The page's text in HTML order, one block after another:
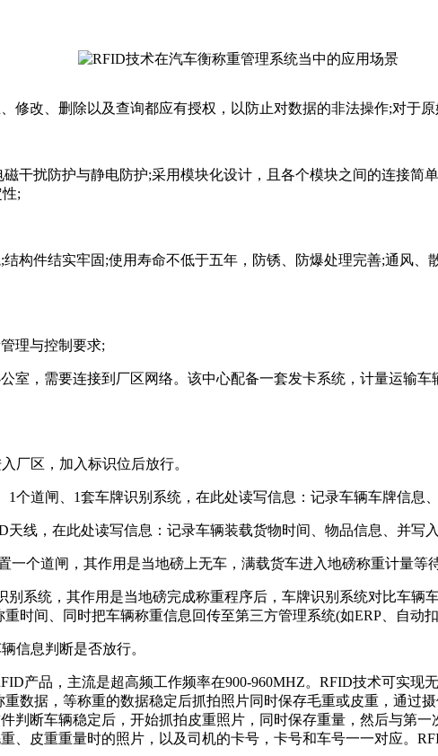
改、删除以及查询都应有授权，以防止对数据的非法操作;对于原
扰防护与静电防护;采用模块化设计，且各个模块之间的连接简
;
件结实牢固;使用寿命不低于五年，防锈、防爆处理完善;通风、
理与控制要求;
，需要连接到厂区网络。该中心配备一套发卡系统，计量运输车
区，加入标识位后放行。
道闸、1套车牌识别系统，在此处读写信息：记录车辆车牌信息、
，在此处读写信息：记录车辆装载货物时间、物品信息、并写入
个道闸，其作用是当地磅上无车，满载货车进入地磅称重计量等
系统，其作用是当地磅完成称重程序后，车牌识别系统对比车辆
时间、同时把车辆称重信息回传至第三方管理系统(如ERP、自动
息判断是否放行。
品，主流是超高频工作频率在900-960MHZ。RFID技术可实现
数据，等称重的数据稳定后抓拍照片同时保存毛重或皮重，通过
判断车辆稳定后，开始抓拍皮重照片，同时保存重量，然后与第
、皮重重量时的照片，以及司机的卡号，卡号和车号一一对应。